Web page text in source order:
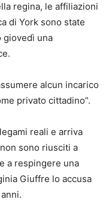
regina, le affiliazioni
di York sono state
giovedì una
alcun incarico
privato cittadino”.
reali e arriva
sono riusciti a
a respingere una
Giuffre lo accusa